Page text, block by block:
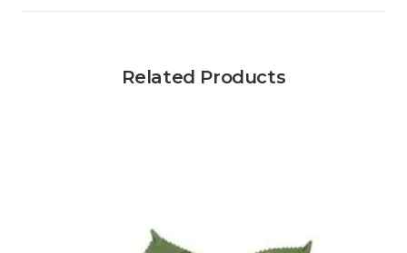
Related Products